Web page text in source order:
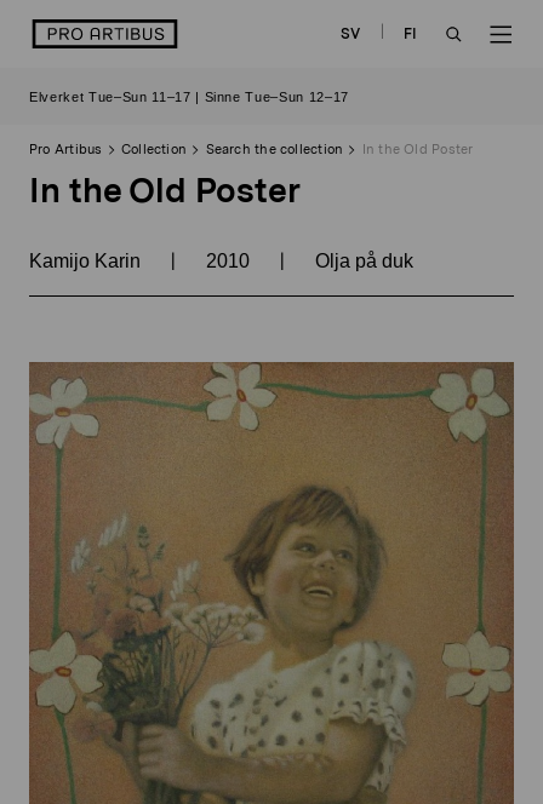
logo SV
FI
Elverket Tue–Sun 11–17 | Sinne Tue–Sun 12–17
Pro Artibus Collection Search the collection In the Old Poster
In the Old Poster
Kamijo Karin | 2010 | Olja på duk